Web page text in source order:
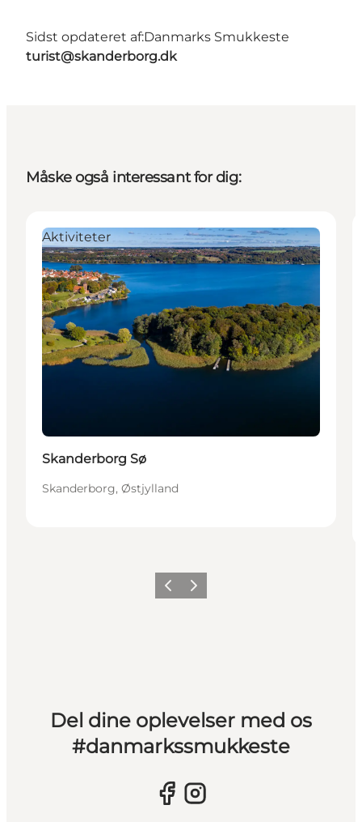
Sidst opdateret af:Danmarks Smukkeste
turist@skanderborg.dk
Måske også interessant for dig:
Aktiviteter
Skanderborg Sø
Skanderborg, Østjylland
Forrige billede
Næste billede
Del dine oplevelser med os
#danmarkssmukkeste